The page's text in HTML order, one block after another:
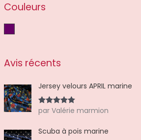
Couleurs
Avis récents
Jersey velours APRIL marine
Note5sur
5
par Valérie marmion
Scuba à pois marine